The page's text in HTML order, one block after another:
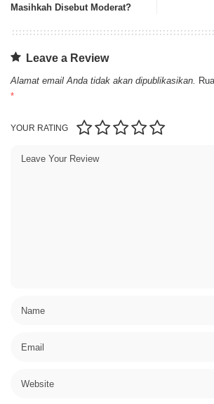
Masihkah Disebut Moderat?
Leave a Review
Alamat email Anda tidak akan dipublikasikan.
*
YOUR RATING